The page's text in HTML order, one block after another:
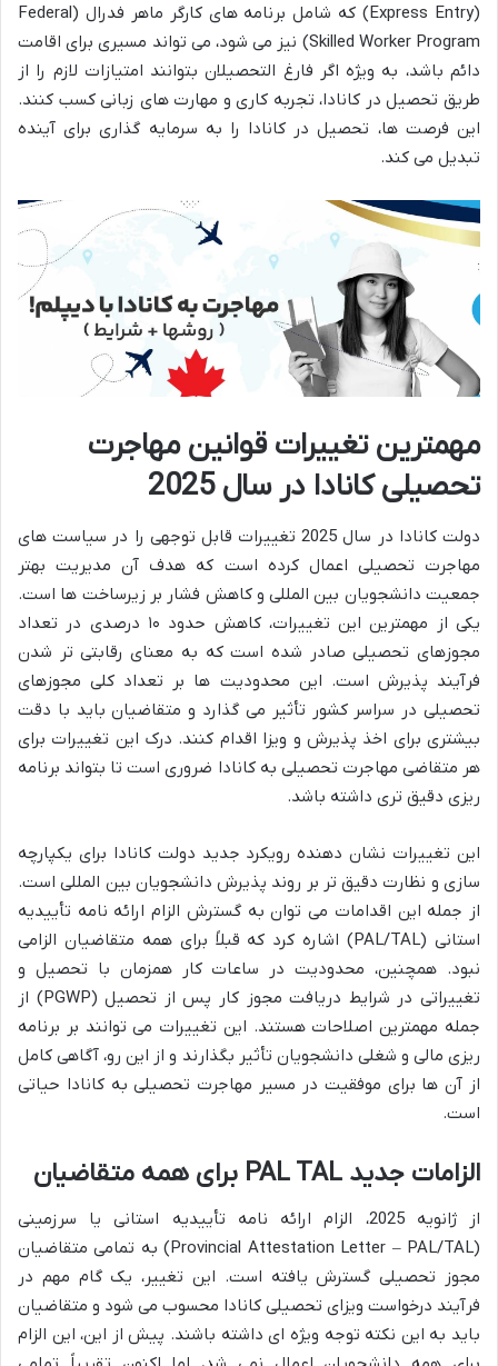
(Express Entry) که شامل برنامه های کارگر ماهر فدرال (Federal
Skilled Worker Program) نیز می شود، می تواند مسیری برای اقامت
دائم باشد، به ویژه اگر فارغ التحصیلان بتوانند امتیازات لازم را از
طریق تحصیل در کانادا، تجربه کاری و مهارت های زبانی کسب کنند.
این فرصت ها، تحصیل در کانادا را به سرمایه گذاری برای آینده
تبدیل می کند.
مهمترین تغییرات قوانین مهاجرت
تحصیلی کانادا در سال 2025
دولت کانادا در سال 2025 تغییرات قابل توجهی را در سیاست های
مهاجرت تحصیلی اعمال کرده است که هدف آن مدیریت بهتر
جمعیت دانشجویان بین المللی و کاهش فشار بر زیرساخت ها است.
یکی از مهمترین این تغییرات، کاهش حدود ۱۰ درصدی در تعداد
مجوزهای تحصیلی صادر شده است که به معنای رقابتی تر شدن
فرآیند پذیرش است. این محدودیت ها بر تعداد کلی مجوزهای
تحصیلی در سراسر کشور تأثیر می گذارد و متقاضیان باید با دقت
بیشتری برای اخذ پذیرش و ویزا اقدام کنند. درک این تغییرات برای
هر متقاضی مهاجرت تحصیلی به کانادا ضروری است تا بتواند برنامه
ریزی دقیق تری داشته باشد.
این تغییرات نشان دهنده رویکرد جدید دولت کانادا برای یکپارچه
سازی و نظارت دقیق تر بر روند پذیرش دانشجویان بین المللی است.
از جمله این اقدامات می توان به گسترش الزام ارائه نامه تأییدیه
استانی (PAL/TAL) اشاره کرد که قبلاً برای همه متقاضیان الزامی
نبود. همچنین، محدودیت در ساعات کار همزمان با تحصیل و
تغییراتی در شرایط دریافت مجوز کار پس از تحصیل (PGWP) از
جمله مهمترین اصلاحات هستند. این تغییرات می توانند بر برنامه
ریزی مالی و شغلی دانشجویان تأثیر بگذارند و از این رو، آگاهی کامل
از آن ها برای موفقیت در مسیر مهاجرت تحصیلی به کانادا حیاتی
است.
الزامات جدید PAL TAL برای همه متقاضیان
از ژانویه 2025، الزام ارائه نامه تأییدیه استانی یا سرزمینی
(Provincial Attestation Letter – PAL/TAL) به تمامی متقاضیان
مجوز تحصیلی گسترش یافته است. این تغییر، یک گام مهم در
فرآیند درخواست ویزای تحصیلی کانادا محسوب می شود و متقاضیان
باید به این نکته توجه ویژه ای داشته باشند. پیش از این، این الزام